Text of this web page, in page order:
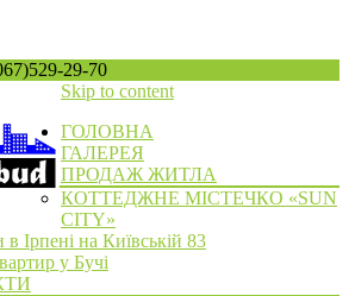
29-70
Skip to content
ГОЛОВНА
ГАЛЕРЕЯ
ПРОДАЖ ЖИТЛА
КОТТЕДЖНЕ МІСТЕЧКО «SUN
CITY»
в Ірпені на Київській 83
у Бучі